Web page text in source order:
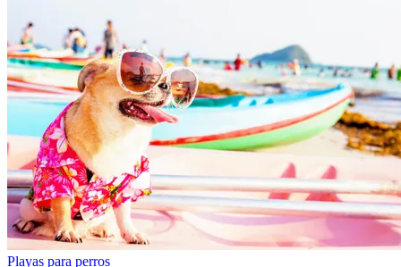
Playas para perros